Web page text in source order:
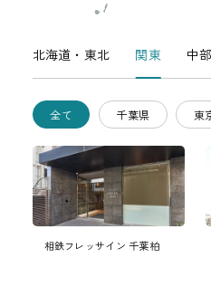
北海道・東北 関東 中部
全て 千葉県 東
相鉄フレッサイン 千葉柏